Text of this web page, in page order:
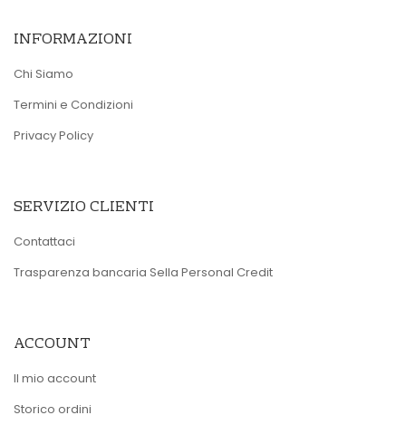
INFORMAZIONI
Chi Siamo
Termini e Condizioni
Privacy Policy
SERVIZIO CLIENTI
Contattaci
Trasparenza bancaria Sella Personal Credit
ACCOUNT
Il mio account
Storico ordini